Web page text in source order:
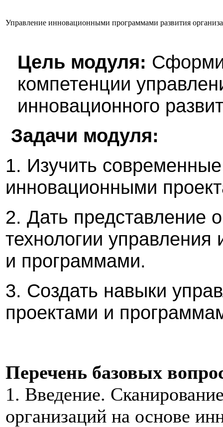
Управление инновационными программами развития
Цель модуля:
компетенции
инновационного
Задачи модуля:
1. Изучить
инновационными
2. Дать представление
технологии
и программами.
3. Создать навыки
проектами и
Перечень базовых
1. Введение.
организаций на основе